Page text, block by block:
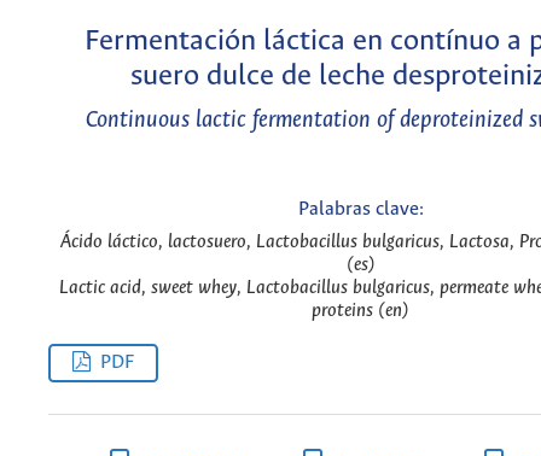
Fermentación láctica en contínuo a
suero dulce de leche
Continuous lactic fermentation of deproteinized
Palabras clave:
Ácido láctico, lactosuero, Lactobacillus bulgaricus, Lactosa,
(es)
Lactic acid, sweet whey, Lactobacillus bulgaricus, permeate
proteins (en)
PDF